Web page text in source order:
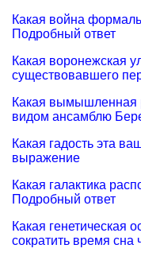
Какая война
Подробный ответ
Какая воронежская
существовавшего
Какая вымышленная
видом ансамблю
Какая гадость эта
выражение
Какая галактика
Подробный ответ
Какая генетическая
сократить время